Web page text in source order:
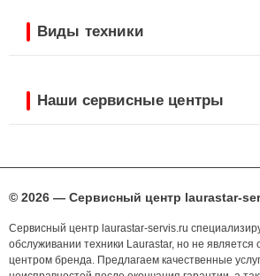
Виды техники
Наши сервисные центры
© 2026 — Сервисный центр laurastar-
Сервисный центр laurastar-servis.ru
обслуживании техники Laurastar, но не
центром бренда. Предлагаем качественные